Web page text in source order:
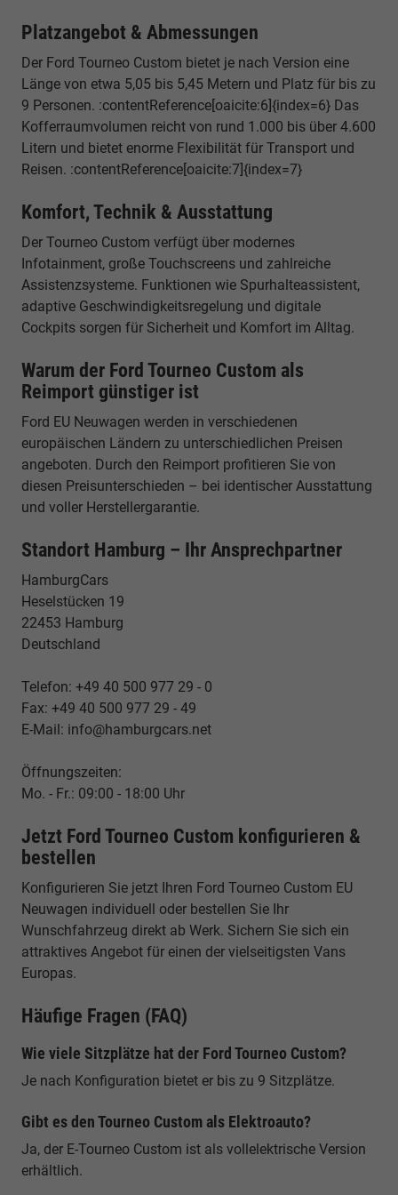
Platzangebot & Abmessungen
Der Ford Tourneo Custom bietet je nach Version eine
Länge von etwa 5,05 bis 5,45 Metern und Platz für bis zu
9 Personen. :contentReference[oaicite:6]{index=6} Das
Kofferraumvolumen reicht von rund 1.000 bis über 4.600
Litern und bietet enorme Flexibilität für Transport und
Reisen. :contentReference[oaicite:7]{index=7}
Komfort, Technik & Ausstattung
Der Tourneo Custom verfügt über modernes
Infotainment, große Touchscreens und zahlreiche
Assistenzsysteme. Funktionen wie Spurhalteassistent,
adaptive Geschwindigkeitsregelung und digitale
Cockpits sorgen für Sicherheit und Komfort im Alltag.
Warum der Ford Tourneo Custom als
Reimport günstiger ist
Ford EU Neuwagen werden in verschiedenen
europäischen Ländern zu unterschiedlichen Preisen
angeboten. Durch den Reimport profitieren Sie von
diesen Preisunterschieden – bei identischer Ausstattung
und voller Herstellergarantie.
Standort Hamburg – Ihr Ansprechpartner
HamburgCars
Heselstücken 19
22453 Hamburg
Deutschland
Telefon: +49 40 500 977 29 - 0
Fax: +49 40 500 977 29 - 49
E-Mail: info@hamburgcars.net
Öffnungszeiten:
Mo. - Fr.: 09:00 - 18:00 Uhr
Jetzt Ford Tourneo Custom konfigurieren &
bestellen
Konfigurieren Sie jetzt Ihren Ford Tourneo Custom EU
Neuwagen individuell oder bestellen Sie Ihr
Wunschfahrzeug direkt ab Werk. Sichern Sie sich ein
attraktives Angebot für einen der vielseitigsten Vans
Europas.
Häufige Fragen (FAQ)
Wie viele Sitzplätze hat der Ford Tourneo Custom?
Je nach Konfiguration bietet er bis zu 9 Sitzplätze.
Gibt es den Tourneo Custom als Elektroauto?
Ja, der E-Tourneo Custom ist als vollelektrische Version
erhältlich.